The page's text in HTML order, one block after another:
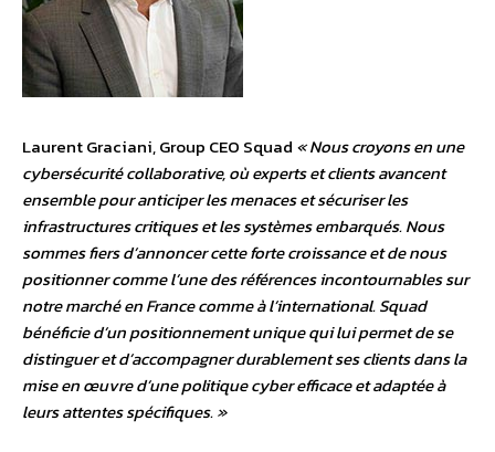
Laurent Graciani, Group CEO Squad « Nous croyons en une
cybersécurité collaborative, où experts et clients avancent
ensemble pour anticiper les menaces et sécuriser les
infrastructures critiques et les systèmes embarqués. Nous
sommes fiers d’annoncer cette forte croissance et de nous
positionner comme l’une des références incontournables sur
notre marché en France comme à l’international. Squad
bénéficie d’un positionnement unique qui lui permet de se
distinguer et d’accompagner durablement ses clients dans la
mise en œuvre d’une politique cyber efficace et adaptée à
leurs attentes spécifiques. »